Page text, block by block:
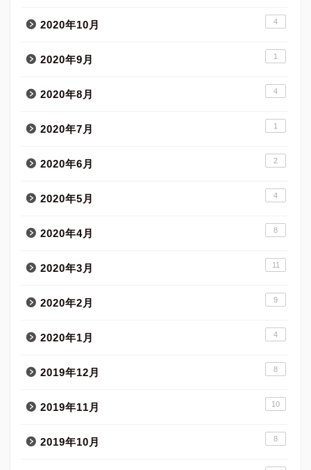
2020年10月 4
2020年9月 1
2020年8月 4
2020年7月 1
2020年6月 2
2020年5月 4
2020年4月 8
2020年3月 11
2020年2月 9
2020年1月 4
2019年12月 8
2019年11月 10
2019年10月 8